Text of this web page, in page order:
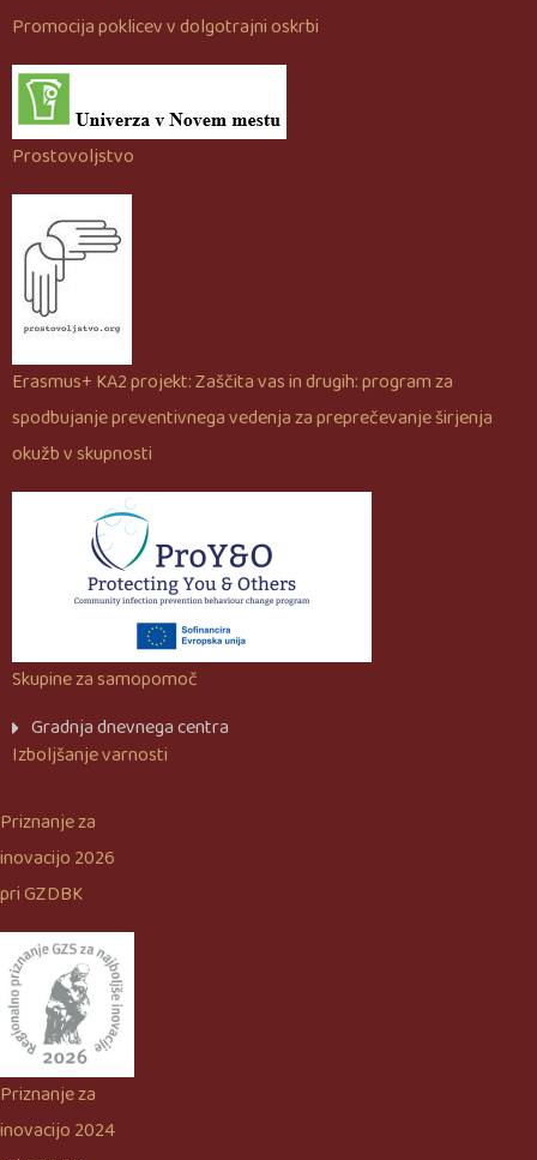
Promocija poklicev v dolgotrajni oskrbi
Prostovoljstvo
Erasmus+ KA2 projekt: Zaščita vas in drugih: program za
spodbujanje preventivnega vedenja za preprečevanje širjenja
okužb v skupnosti
Skupine za samopomoč
Gradnja dnevnega centra
Izboljšanje varnosti
Priznanje za
inovacijo 2026
pri GZDBK
Priznanje za
inovacijo 2024